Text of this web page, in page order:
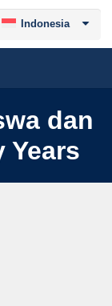
Indonesia
dan
Years